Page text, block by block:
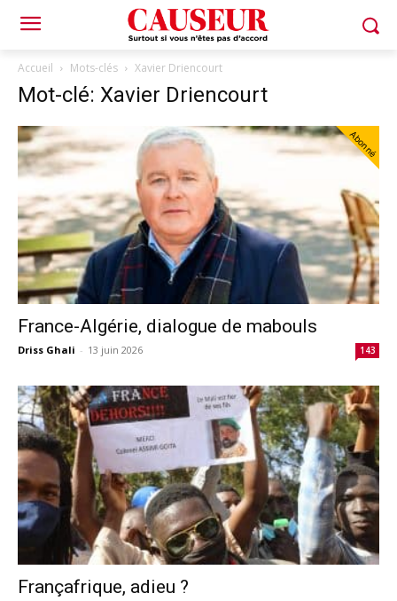
Accueil Mots-clés Xavier Driencourt
Mot-clé: Xavier Driencourt
Abonné
France-Algérie, dialogue de mabouls
Driss Ghali - 13 juin 2026 143
Françafrique, adieu ?